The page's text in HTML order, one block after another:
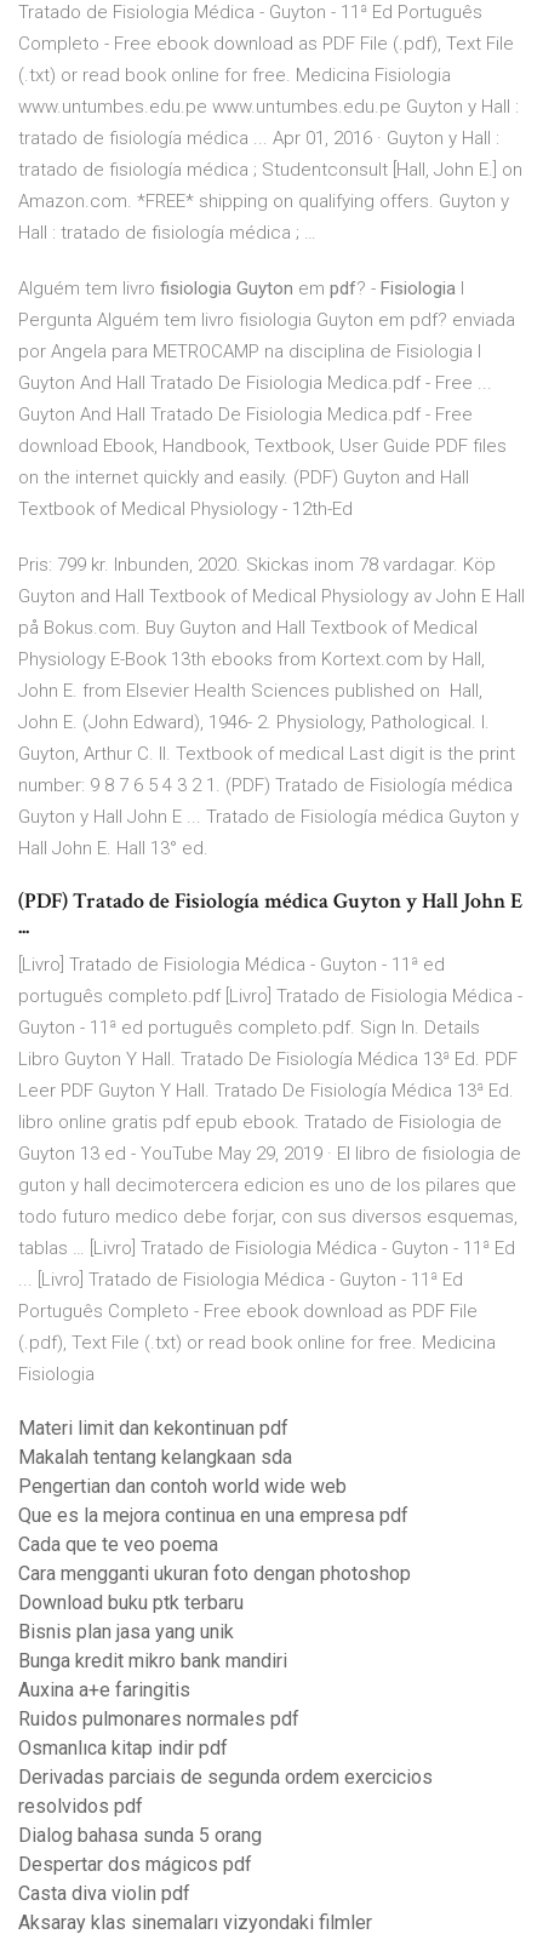
Tratado de Fisiologia Médica - Guyton - 11ª Ed Português
Completo - Free ebook download as PDF File (.pdf), Text File
(.txt) or read book online for free. Medicina Fisiologia
www.untumbes.edu.pe www.untumbes.edu.pe Guyton y Hall :
tratado de fisiología médica ... Apr 01, 2016 · Guyton y Hall :
tratado de fisiología médica ; Studentconsult [Hall, John E.] on
Amazon.com. *FREE* shipping on qualifying offers. Guyton y
Hall : tratado de fisiología médica ; …
Alguém tem livro fisiologia Guyton em pdf? - Fisiologia
Pergunta Alguém tem livro fisiologia Guyton em pdf? enviada
por Angela para METROCAMP na disciplina de Fisiologia I
Guyton And Hall Tratado De Fisiologia Medica.pdf - Free ...
Guyton And Hall Tratado De Fisiologia Medica.pdf - Free
download Ebook, Handbook, Textbook, User Guide PDF files
on the internet quickly and easily. (PDF) Guyton and Hall
Textbook of Medical Physiology - 12th-Ed
Pris: 799 kr. Inbunden, 2020. Skickas inom 78 vardagar. Köp
Guyton and Hall Textbook of Medical Physiology av John E Hall
på Bokus.com. Buy Guyton and Hall Textbook of Medical
Physiology E-Book 13th ebooks from Kortext.com by Hall,
John E. from Elsevier Health Sciences published on Hall,
John E. (John Edward), 1946- 2. Physiology, Pathological. I.
Guyton, Arthur C. II. Textbook of medical Last digit is the print
number: 9 8 7 6 5 4 3 2 1. (PDF) Tratado de Fisiología médica
Guyton y Hall John E ... Tratado de Fisiología médica Guyton y
Hall John E. Hall 13° ed.
(PDF) Tratado de Fisiología médica Guyton y Hall John E
...
[Livro] Tratado de Fisiologia Médica - Guyton - 11ª ed
português completo.pdf [Livro] Tratado de Fisiologia Médica -
Guyton - 11ª ed português completo.pdf. Sign In. Details
Libro Guyton Y Hall. Tratado De Fisiología Médica 13ª Ed. PDF
Leer PDF Guyton Y Hall. Tratado De Fisiología Médica 13ª Ed.
libro online gratis pdf epub ebook. Tratado de Fisiologia de
Guyton 13 ed - YouTube May 29, 2019 · El libro de fisiologia de
guton y hall decimotercera edicion es uno de los pilares que
todo futuro medico debe forjar, con sus diversos esquemas,
tablas … [Livro] Tratado de Fisiologia Médica - Guyton - 11ª Ed
... [Livro] Tratado de Fisiologia Médica - Guyton - 11ª Ed
Português Completo - Free ebook download as PDF File
(.pdf), Text File (.txt) or read book online for free. Medicina
Fisiologia
Materi limit dan kekontinuan pdf
Makalah tentang kelangkaan sda
Pengertian dan contoh world wide web
Que es la mejora continua en una empresa pdf
Cada que te veo poema
Cara mengganti ukuran foto dengan photoshop
Download buku ptk terbaru
Bisnis plan jasa yang unik
Bunga kredit mikro bank mandiri
Auxina a+e faringitis
Ruidos pulmonares normales pdf
Osmanlıca kitap indir pdf
Derivadas parciais de segunda ordem exercicios
resolvidos pdf
Dialog bahasa sunda 5 orang
Despertar dos mágicos pdf
Casta diva violin pdf
Aksaray klas sinemaları vizyondaki filmler